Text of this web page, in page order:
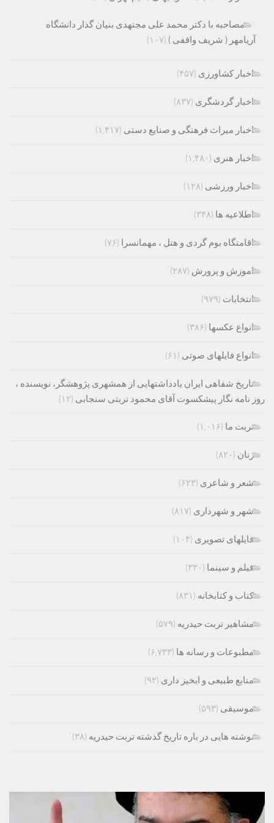
مصاحبه با دکتر محمد علی مجتهدی بنیان گذار دانشگاه
آریامهر ( شریف واقفی ) (۱۰۷)
اخبار کشاورزی (۴۵۷)
اخبار گردشگری (۸۳۷)
اخبار میراث فرهنگی و صنایع دستی (۱,۴۱۷)
اخبار هنری (۱,۴۸۰)
اخبار ورزشی (۱۲۸)
اطلاعیه ها (۳۴۸)
اقامتگاه بوم گردی و هتل ، مهمانسرا (۷۶)
اموزش و پرورش (۲۸۷)
انتخابات (۹۷۹)
انواع عکسها (۳۸۶)
انواع فایلهای صوتی (۶۱)
تاریخ شفاهی ایران یادداشتهایی از همشهری پژوهشگر، نویسنده ،
روز نامه نگار پیشکسوت آقای محمود تربتی سنجابی (۱۲)
تربت ما (۱,۰۱۶)
زنان (۸۲۰)
شعر و شاعری (۶۲۳)
شهر و شهرداری (۸۱۷)
فایلهای تصویری (۱۰۴)
فیلم و سینما (۳۳۰)
کتاب و کتابخانه (۸۳۱)
مشاهیر تربت حیدریه (۵۷۹)
مطبوعات و رسانه ها (۶,۷۳۳)
منابع طبیعی و ابخیز داری (۹۲)
موسیقی (۵۹۳)
نوشته هایی در باره تاریخ گذشته تربت حیدریه (۳۸)